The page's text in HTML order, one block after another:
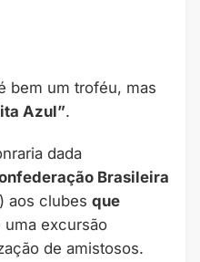
bem um troféu, mas
Azul”.
dada
Brasileira
aos clubes que
uma excursão
de amistosos.